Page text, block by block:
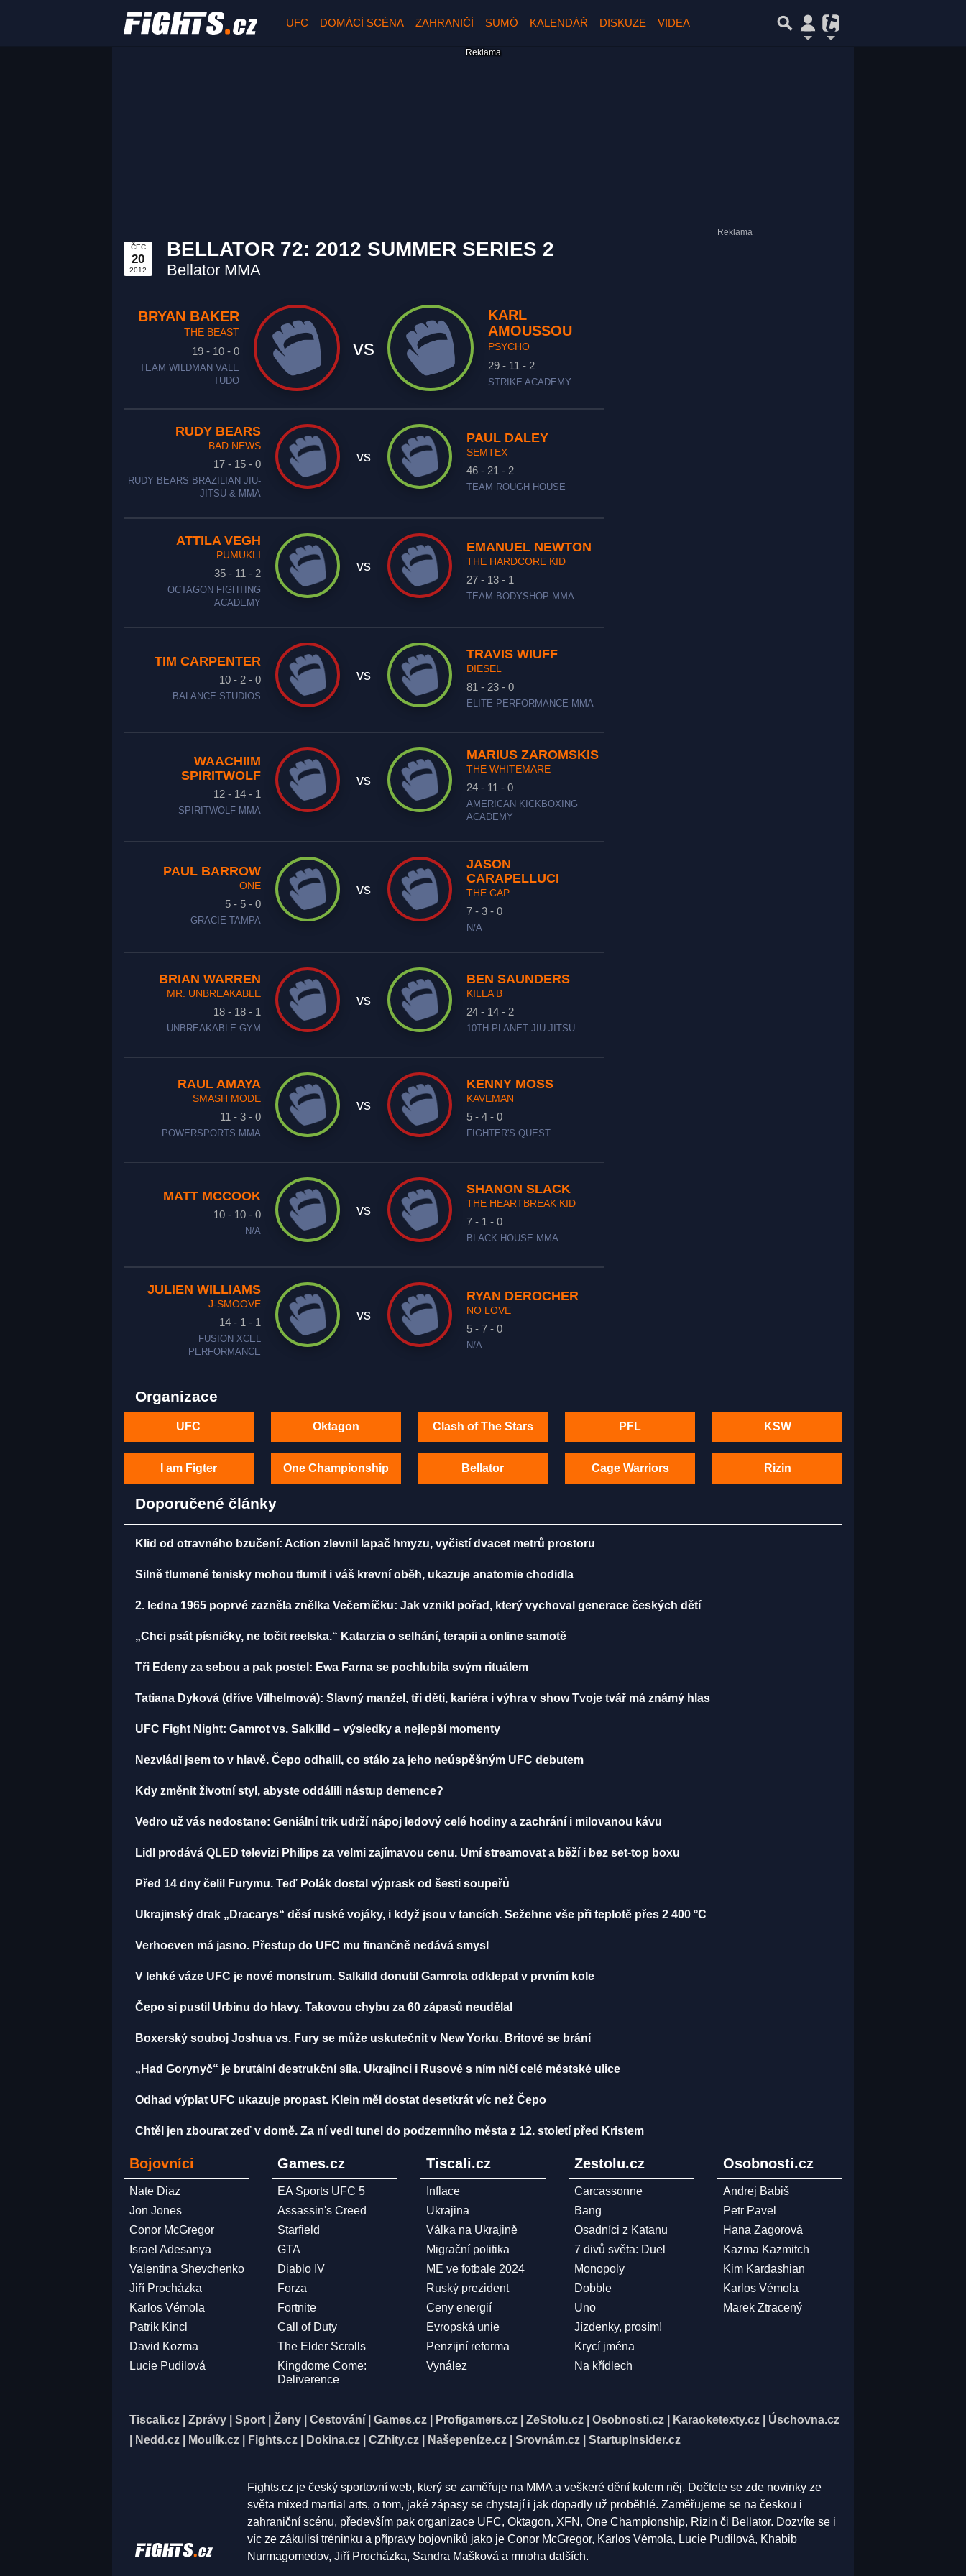
UFC DOMÁCÍ SCÉNA ZAHRANIČÍ SUMÓ KALENDÁŘ DISKUZE VIDEA
ČEC
20
2012
BELLATOR 72: 2012 SUMMER SERIES 2
Bellator MMA
BRYAN BAKER
THE BEAST
19 - 10 - 0
TEAM WILDMAN VALE
TUDO
vs
KARL
AMOUSSOU
PSYCHO
29 - 11 - 2
STRIKE ACADEMY
RUDY BEARS
BAD NEWS
17 - 15 - 0
RUDY BEARS BRAZILIAN JIU-
JITSU & MMA
vs
PAUL DALEY
SEMTEX
46 - 21 - 2
TEAM ROUGH HOUSE
ATTILA VEGH
PUMUKLI
35 - 11 - 2
OCTAGON FIGHTING
ACADEMY
vs
EMANUEL NEWTON
THE HARDCORE KID
27 - 13 - 1
TEAM BODYSHOP MMA
TIM CARPENTER
10 - 2 - 0
BALANCE STUDIOS
vs
TRAVIS WIUFF
DIESEL
81 - 23 - 0
ELITE PERFORMANCE MMA
WAACHIIM
SPIRITWOLF
12 - 14 - 1
SPIRITWOLF MMA
vs
MARIUS ZAROMSKIS
THE WHITEMARE
24 - 11 - 0
AMERICAN KICKBOXING
ACADEMY
PAUL BARROW
ONE
5 - 5 - 0
GRACIE TAMPA
vs
JASON
CARAPELLUCI
THE CAP
7 - 3 - 0
N/A
BRIAN WARREN
MR. UNBREAKABLE
18 - 18 - 1
UNBREAKABLE GYM
vs
BEN SAUNDERS
KILLA B
24 - 14 - 2
10TH PLANET JIU JITSU
RAUL AMAYA
SMASH MODE
11 - 3 - 0
POWERSPORTS MMA
vs
KENNY MOSS
KAVEMAN
5 - 4 - 0
FIGHTER'S QUEST
MATT MCCOOK
10 - 10 - 0
N/A
vs
SHANON SLACK
THE HEARTBREAK KID
7 - 1 - 0
BLACK HOUSE MMA
JULIEN WILLIAMS
J-SMOOVE
14 - 1 - 1
FUSION XCEL
PERFORMANCE
vs
RYAN DEROCHER
NO LOVE
5 - 7 - 0
N/A
Organizace
UFC Oktagon Clash of The Stars PFL KSW
I am Figter One Championship Bellator Cage Warriors Rizin
Doporučené články
Klid od otravného bzučení: Action zlevnil lapač hmyzu, vyčistí dvacet metrů prostoru
Silně tlumené tenisky mohou tlumit i váš krevní oběh, ukazuje anatomie chodidla
2. ledna 1965 poprvé zazněla znělka Večerníčku: Jak vznikl pořad, který vychoval generace českých dětí
„Chci psát písničky, ne točit reelska.“ Katarzia o selhání, terapii a online samotě
Tři Edeny za sebou a pak postel: Ewa Farna se pochlubila svým rituálem
Tatiana Dyková (dříve Vilhelmová): Slavný manžel, tři děti, kariéra i výhra v show Tvoje tvář má známý hlas
UFC Fight Night: Gamrot vs. Salkilld – výsledky a nejlepší momenty
Nezvládl jsem to v hlavě. Čepo odhalil, co stálo za jeho neúspěšným UFC debutem
Kdy změnit životní styl, abyste oddálili nástup demence?
Vedro už vás nedostane: Geniální trik udrží nápoj ledový celé hodiny a zachrání i milovanou kávu
Lidl prodává QLED televizi Philips za velmi zajímavou cenu. Umí streamovat a běží i bez set-top boxu
Před 14 dny čelil Furymu. Teď Polák dostal výprask od šesti soupeřů
Ukrajinský drak „Dracarys“ děsí ruské vojáky, i když jsou v tancích. Sežehne vše při teplotě přes 2 400 °C
Verhoeven má jasno. Přestup do UFC mu finančně nedává smysl
V lehké váze UFC je nové monstrum. Salkilld donutil Gamrota odklepat v prvním kole
Čepo si pustil Urbinu do hlavy. Takovou chybu za 60 zápasů neudělal
Boxerský souboj Joshua vs. Fury se může uskutečnit v New Yorku. Britové se brání
„Had Gorynyč“ je brutální destrukční síla. Ukrajinci i Rusové s ním ničí celé městské ulice
Odhad výplat UFC ukazuje propast. Klein měl dostat desetkrát víc než Čepo
Chtěl jen zbourat zeď v domě. Za ní vedl tunel do podzemního města z 12. století před Kristem
Bojovníci
Nate Diaz
Jon Jones
Conor McGregor
Israel Adesanya
Valentina Shevchenko
Jiří Procházka
Karlos Vémola
Patrik Kincl
David Kozma
Lucie Pudilová
Games.cz
EA Sports UFC 5
Assassin's Creed
Starfield
GTA
Diablo IV
Forza
Fortnite
Call of Duty
The Elder Scrolls
Kingdome Come:
Deliverence
Tiscali.cz
Inflace
Ukrajina
Válka na Ukrajině
Migrační politika
ME ve fotbale 2024
Ruský prezident
Ceny energií
Evropská unie
Penzijní reforma
Vynález
Zestolu.cz
Carcassonne
Bang
Osadníci z Katanu
7 divů světa: Duel
Monopoly
Dobble
Uno
Jízdenky, prosím!
Krycí jména
Na křídlech
Osobnosti.cz
Andrej Babiš
Petr Pavel
Hana Zagorová
Kazma Kazmitch
Kim Kardashian
Karlos Vémola
Marek Ztracený
Tiscali.cz Zprávy Sport Ženy Cestování Games.cz Profigamers.cz ZeStolu.cz Osobnosti.cz Karaoketexty.cz
Úschovna.cz
Nedd.cz Moulík.cz Fights.cz Dokina.cz CZhity.cz Našepeníze.cz Srovnám.cz StartupInsider.cz
Fights.cz je český sportovní web, který se zaměřuje na MMA a veškeré dění kolem něj. Dočtete se zde novinky ze
světa mixed martial arts, o tom, jaké zápasy se chystají i jak dopadly už proběhlé. Zaměřujeme se na českou i
zahraniční scénu, především pak organizace UFC, Oktagon, XFN, One Championship, Rizin či Bellator. Dozvíte se i
víc ze zákulisí tréninku a přípravy bojovníků jako je Conor McGregor, Karlos Vémola, Lucie Pudilová, Khabib
Nurmagomedov, Jiří Procházka, Sandra Mašková a mnoha dalších.